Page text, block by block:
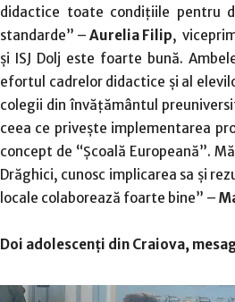
didactice toate condiţiile pentru
standarde” – Aurelia Filip,
şi ISJ Dolj este foarte bună.
efortul cadrelor didactice şi al
colegii din învăţământul
ceea ce priveşte implementarea
concept de “Şcoală Europeană”.
Drăghici, cunosc implicarea sa şi
locale colaborează foarte bine” –
Doi adolescenţi din Craiova,